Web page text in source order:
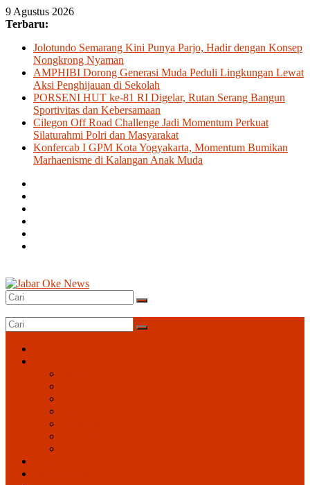
Skip
to
9 Agustus 2026
Terbaru:
Jolotundo Semarang Kini Punya Parjo, Hadir dengan Konsep
Nongkrong Nyaman
AMPHIBI Dorong Generasi Muda Peduli Lingkungan Lewat
Aksi Penghijauan di Sekolah
PORSENI HUT ke-81 RI Digelar, Rutan Serang Bangun
Sportivitas dan Kebersamaan
Cilegon Off Road Challenge Jadi Momentum Perkuat
Silaturahmi Polri dan Masyarakat
Konfercab I GPM Kota Yogyakarta, Momentum Bumikan
Marhaenisme di Kalangan Anak Muda
Jabar
Oke
Berita